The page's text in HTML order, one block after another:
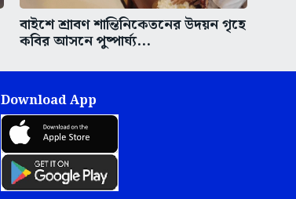
বাইশে শ্রাবণ শান্তিনিকেতনের উদয়ন গৃহে
কবির আসনে পুষ্পার্ঘ্য...
Download App